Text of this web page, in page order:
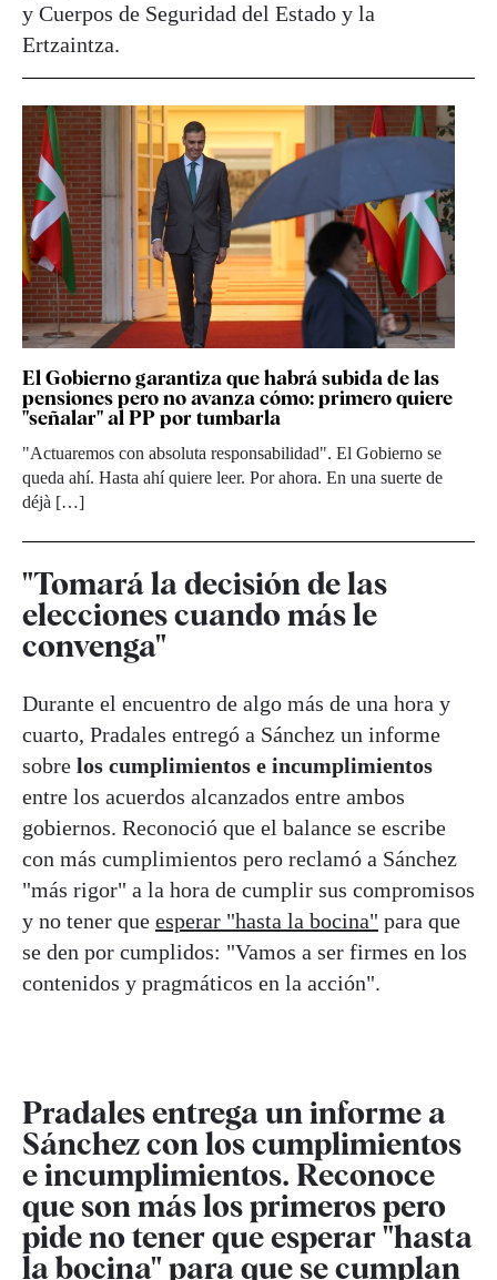
y Cuerpos de Seguridad del Estado y la
Ertzaintza.
El Gobierno garantiza que habrá subida de las
pensiones pero no avanza cómo: primero quiere
"señalar" al PP por tumbarla
"Actuaremos con absoluta responsabilidad". El Gobierno se
queda ahí. Hasta ahí quiere leer. Por ahora. En una suerte de
déjà […]
"Tomará la decisión de las
elecciones cuando más le
convenga"
Durante el encuentro de algo más de una hora y
cuarto, Pradales entregó a Sánchez un informe
sobre los cumplimientos e incumplimientos
entre los acuerdos alcanzados entre ambos
gobiernos. Reconoció que el balance se escribe
con más cumplimientos pero reclamó a Sánchez
"más rigor" a la hora de cumplir sus compromisos
y no tener que esperar "hasta la bocina" para que
se den por cumplidos: "Vamos a ser firmes en los
contenidos y pragmáticos en la acción".
Pradales entrega un informe a
Sánchez con los cumplimientos
e incumplimientos. Reconoce
que son más los primeros pero
pide no tener que esperar "hasta
la bocina" para que se cumplan